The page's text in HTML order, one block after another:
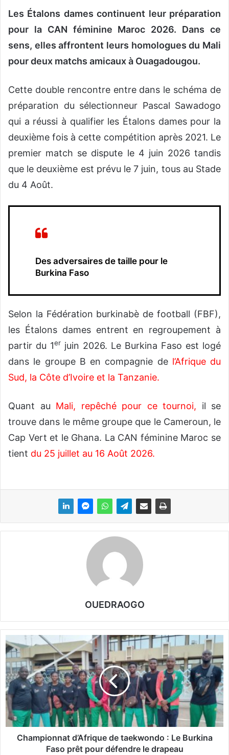
e
Les Étalons dames continuent leur préparation
pour la CAN féminine Maroc 2026. Dans ce
sens, elles affrontent leurs homologues du Mali
pour deux matchs amicaux à Ouagadougou.
Cette double rencontre entre dans le schéma de
préparation du sélectionneur Pascal Sawadogo
qui a réussi à qualifier les Étalons dames pour la
deuxième fois à cette compétition après 2021. Le
premier match se dispute le 4 juin 2026 tandis
que le deuxième est prévu le 7 juin, tous au Stade
du 4 Août.
Des adversaires de taille pour le
Burkina Faso
Selon la Fédération burkinabè de football (FBF),
les Étalons dames entrent en regroupement à
partir du 1er juin 2026. Le Burkina Faso est logé
dans le groupe B en compagnie de l’Afrique du
Sud, la Côte d’Ivoire et la Tanzanie.
Quant au Mali, repêché pour ce tournoi, il se
trouve dans le même groupe que le Cameroun, le
Cap Vert et le Ghana. La CAN féminine Maroc se
tient du 25 juillet au 16 Août 2026.
OUEDRAOGO
C
h
a
m
p
i
o
n
n
Championnat d’Afrique de taekwondo : Le Burkina
Faso prêt pour défendre le drapeau